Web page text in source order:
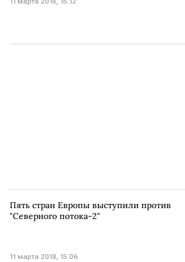
Пять стран Европы выступили против
"Северного потока-2"
11 марта 2018, 15:06